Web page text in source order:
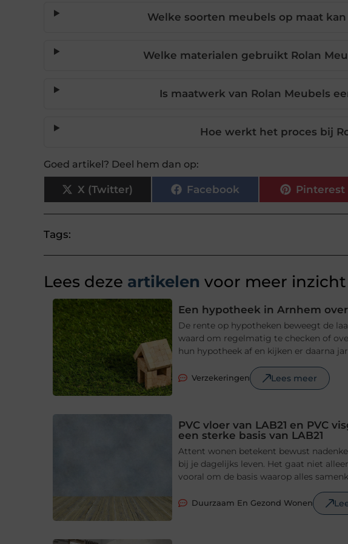
Welke soorten meubels op maat
Welke materialen gebruikt Rolan
Is maatwerk van Rolan Meubels
Hoe werkt het proces bij
Goed artikel? Deel hem dan op:
X (Twitter) Facebook Pinterest
Tags:
Lees deze artikelen voor meer inzicht
Een hypotheek in Arnhem
De rente op hypotheken beweegt de
waard om regelmatig te checken of
hun hypotheek af en kijken er daarna
Verzekeringen Lees meer
PVC vloer van LAB21 en PVC
een sterke basis van LAB21
Attent wonen betekent bewust
bij je dagelijks leven. Het gaat niet
vooral om de basis waarop alles
Duurzaam En Gezond Wonen